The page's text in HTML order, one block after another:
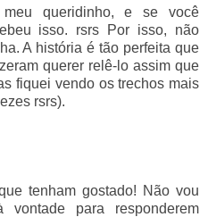
queridinho, e se você
isso. rsrs Por isso, não
A história é tão perfeita que
querer relê-lo assim que
fiquei vendo os trechos mais
rsrs).
tenham gostado! Não vou
vontade para responderem